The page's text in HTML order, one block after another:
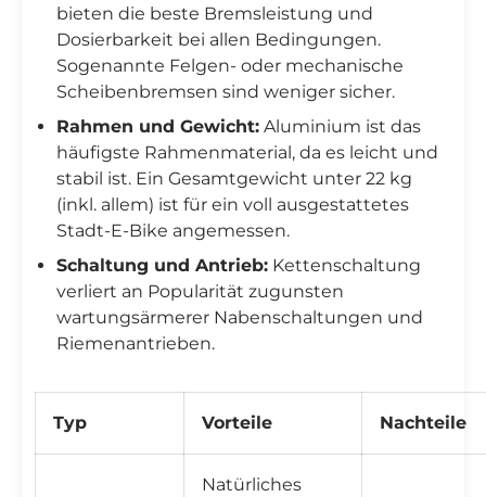
bieten die beste Bremsleistung und
Dosierbarkeit bei allen Bedingungen.
Sogenannte Felgen- oder mechanische
Scheibenbremsen sind weniger sicher.
Rahmen und Gewicht: Aluminium ist das
häufigste Rahmenmaterial, da es leicht und
stabil ist. Ein Gesamtgewicht unter 22 kg
(inkl. allem) ist für ein voll ausgestattetes
Stadt-E-Bike angemessen.
Schaltung und Antrieb: Kettenschaltung
verliert an Popularität zugunsten
wartungsärmerer Nabenschaltungen und
Riemenantrieben.
Typ Vorteile Nachteile
Natürliches